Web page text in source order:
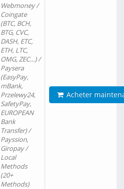
Webmoney /
Coingate
(BTC, BCH,
BTG, CVC,
DASH, ETC,
ETH, LTC,
OMG, ZEC…) /
Paysera
(EasyPay,
mBank,
Przelewy24,
SafetyPay,
EUROPEAN
Bank
Transfer) /
Payssion,
Giropay /
Local
Methods
(20+
Methods)
Acheter